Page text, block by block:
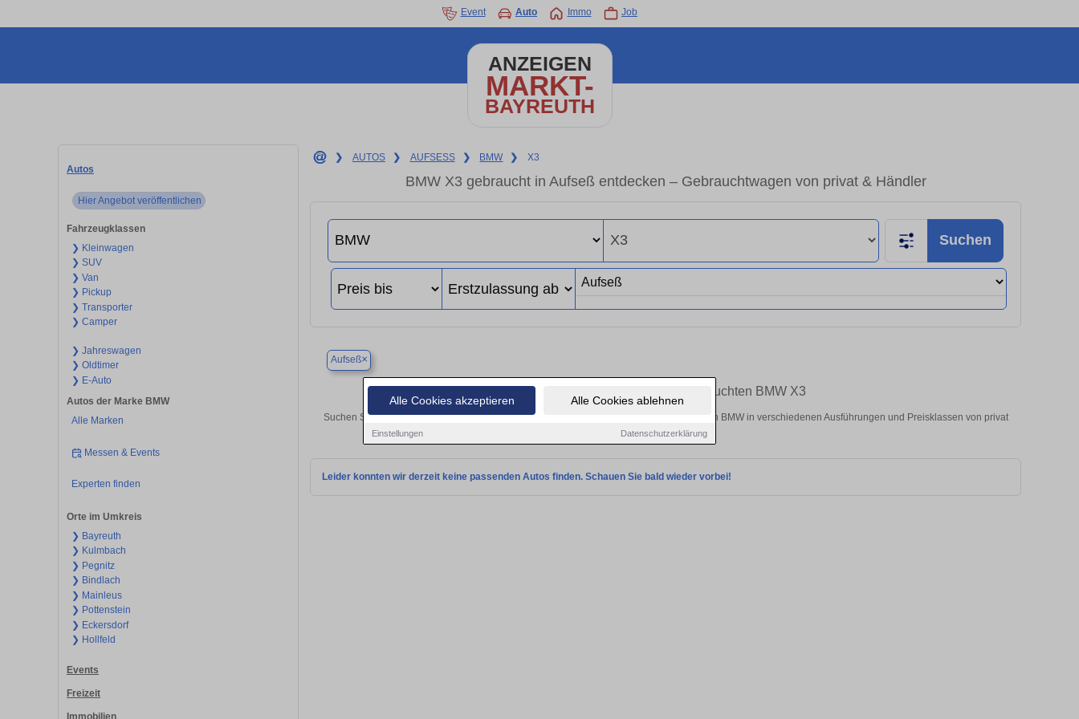
Alle Cookies akzeptieren Alle Cookies ablehnen
Einstellungen Datenschutzerklärung
Event Auto Immo Job
ANZEIGEN
MARKT-
BAYREUTH
Autos
Hier Angebot veröffentlichen
Fahrzeugklassen
❯ Kleinwagen
❯ SUV
❯ Van
❯ Pickup
❯ Transporter
❯ Camper
❯ Jahreswagen
❯ Oldtimer
❯ E-Auto
Autos der Marke BMW
Alle Marken
Messen & Events
Experten finden
Orte im Umkreis
❯ Bayreuth
❯ Kulmbach
❯ Pegnitz
❯ Bindlach
❯ Mainleus
❯ Pottenstein
❯ Eckersdorf
❯ Hollfeld
Events
Freizeit
Immobilien
❯ AUTOS ❯ AUFSESS ❯ BMW ❯ X3
BMW X3 gebraucht in Aufseß entdecken – Gebrauchtwagen von privat & Händler
Suchen
Aufseß×
Finden Sie in Aufseß Ihren gebrauchten BMW X3
Suchen Sie in Aufseß einen BMW X3 Gebrauchtwagen? Entdecken Sie gebrauchte X3 von BMW in verschiedenen Ausführungen und Preisklassen von privat
und vom Händler.
Leider konnten wir derzeit keine passenden Autos finden. Schauen Sie bald wieder vorbei!